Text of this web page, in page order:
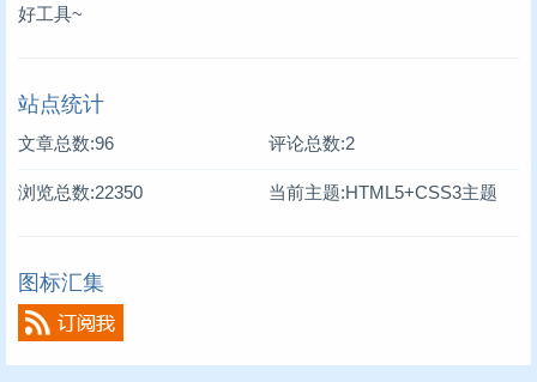
好工具~
站点统计
文章总数:96 评论总数:2
浏览总数:22350 当前主题:HTML5+CSS3主题
图标汇集